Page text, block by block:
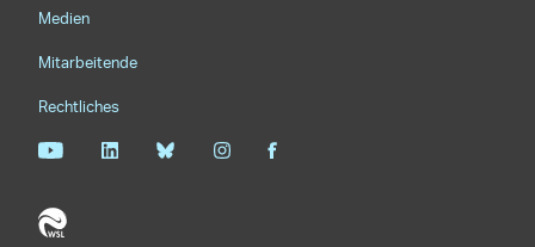
Medien
Mitarbeitende
Rechtliches